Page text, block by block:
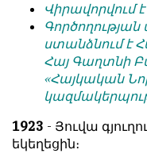
Վիրավորվում
ստանձնում է
Հայ Գաղտնի
«Հայկական
1923 - Յուվա
եկեղեցին։